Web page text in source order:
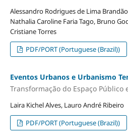
Alessandro Rodrigues de Lima
Nathalia Caroline Faria Tago, Bruno
Cristiane Torres
PDF/PORT (Portuguese (Brazil))
Eventos Urbanos e Urbanismo
Transformação do Espaço Público
Laira Kichel Alves, Lauro André Ribeiro
PDF/PORT (Portuguese (Brazil))